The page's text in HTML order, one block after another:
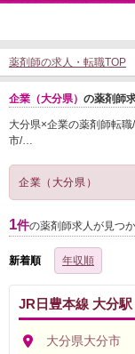
薬剤師の求人・転職TOP
企業（大分県） の薬剤師
大分県×企業の薬剤師転
市/…
企業（大分県）
1件の薬剤師求人が見つ
新着順 年収順
JR日豊本線 大分
大分県大分市